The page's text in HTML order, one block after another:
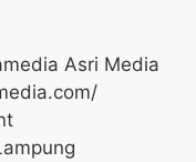
Asri Media